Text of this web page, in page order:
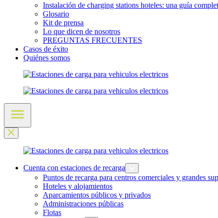
Instalación de charging stations hoteles: una guía
Glosario
Kit de prensa
Lo que dicen de nosotros
PREGUNTAS FRECUENTES
Casos de éxito
Quiénes somos
Cuenta con estaciones de recarga
Puntos de recarga para centros comerciales y grandes
Hoteles y alojamientos
Aparcamientos públicos y privados
Administraciones públicas
Flotas